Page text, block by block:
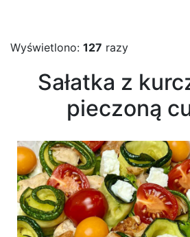
Wyświetlono: 127 razy
Sałatka z
pieczoną